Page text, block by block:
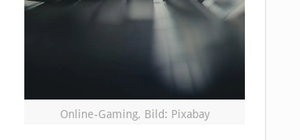
Online-Gaming, Bild: Pixabay